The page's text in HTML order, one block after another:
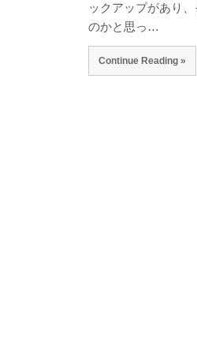
ックアップがあり
のかと思っ…
Continue Reading »